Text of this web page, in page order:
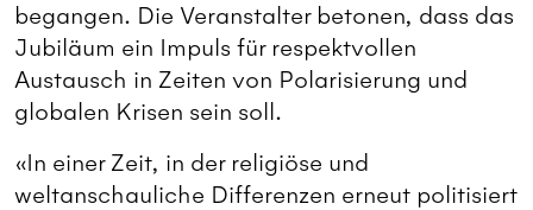
begangen. Die Veranstalter betonen, dass das
Jubiläum ein Impuls für respektvollen
Austausch in Zeiten von Polarisierung und
globalen Krisen sein soll.
«In einer Zeit, in der religiöse und
weltanschauliche Differenzen erneut politisiert